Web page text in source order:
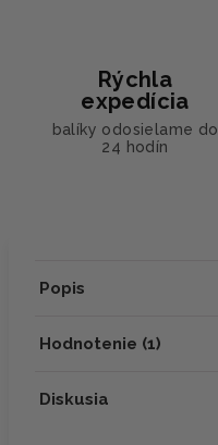
Rýchla
expedícia
balíky odosielame do
24 hodín
Popis
Hodnotenie (1)
Diskusia